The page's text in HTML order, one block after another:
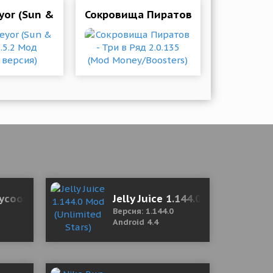
денег)
(Sun & Moon) 2.5.2 Мод (полная версия)
Сокровища Пиратов - Три в Ряд
1.6.2 (Mod Money)Jelly Juice 1.144.0 Mod
Версия: 1.144.0
Android 4.4